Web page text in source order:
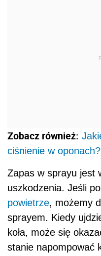
Zobacz również:
ciśnienie w oponach?
Zapas w sprayu jest
uszkodzenia. Jeśli
powietrze, możemy
sprayem. Kiedy
koła, może się
stanie napompować